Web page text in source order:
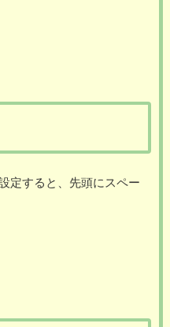
定すると、先頭にスペー